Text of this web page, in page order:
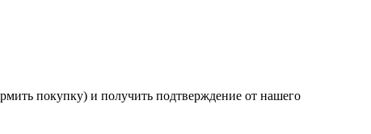
покупку) и получить подтверждение от нашего